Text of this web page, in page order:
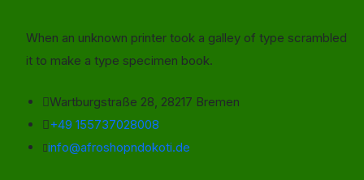
When an unknown printer took a galley of type scrambled
it to make a type specimen book.
Wartburgstraße 28, 28217 Bremen
+49 155737028008
info@afroshopndokoti.de